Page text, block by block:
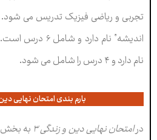
تجربی و ریاضی فیزیک تدریس می
اندیشه” نام
نام دارد و ۴ درس را شامل می شود.
بارم بندی امتحان نهایی
درامتحان نهایی دین و زندگی ۳